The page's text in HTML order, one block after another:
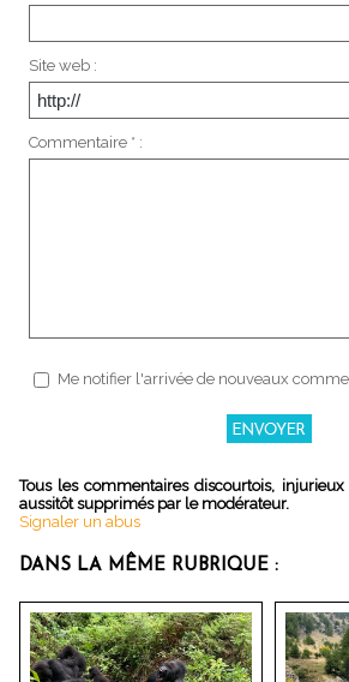
Site web :
Commentaire * :
Me notifier l'arrivée de nouveaux
Tous les commentaires discourtois,
aussitôt supprimés par le modérateur.
Signaler un abus
DANS LA MÊME RUBRIQUE :